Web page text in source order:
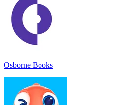
Osborne Books